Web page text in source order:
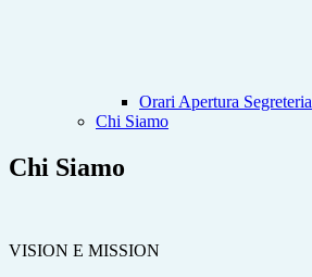
Orari Apertura Segreteria
Chi Siamo
Chi Siamo
VISION E MISSION